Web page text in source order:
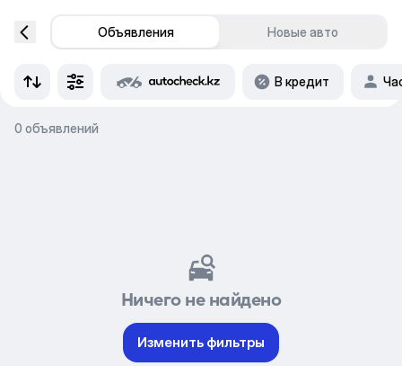
Объявления Новые авто
В кредит
0 объявлений
Ничего не найдено
Изменить фильтры